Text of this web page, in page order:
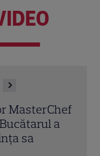
–
se